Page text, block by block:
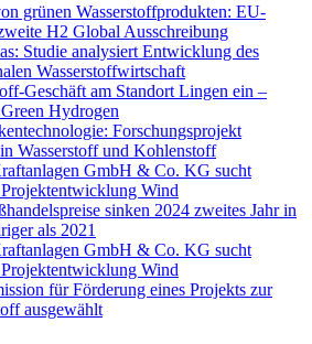
grünen Wasserstoffprodukten: EU-
H2 Global Ausschreibung
Studie analysiert Entwicklung des
Wasserstoffwirtschaft
Geschäft am Standort Lingen ein –
Hydrogen
Forschungsprojekt
Wasserstoff und Kohlenstoff
GmbH & Co. KG sucht
Wind
sinken 2024 zweites Jahr in
als 2021
GmbH & Co. KG sucht
Wind
für Förderung eines Projekts zur
ausgewählt